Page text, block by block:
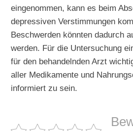
eingenommen, kann es beim
depressiven Verstimmungen
Beschwerden könnten dadurch
werden. Für die Untersuchung
für den behandelnden Arzt
aller Medikamente und
informiert zu sein.